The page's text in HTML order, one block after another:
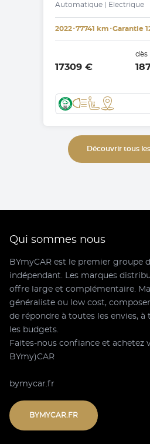
Automatique | Electrique
2022･77741 km ･Garantie
17309 €
dès
Découvrir tous
Qui sommes nous
BYmyCAR est le premier groupe
indépendant. Les marques
offre large et complémentaire.
généraliste ou low cost,
de répondre à toutes les envies, à
les budgets.
Faites-nous confiance et achetez
BYmy)CAR
bymycar.fr
BYMYCAR.FR